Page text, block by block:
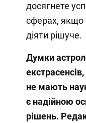
досягнете
сферах, якщо
діяти рішуче.
Думки
не мають
є надійною
рішень.